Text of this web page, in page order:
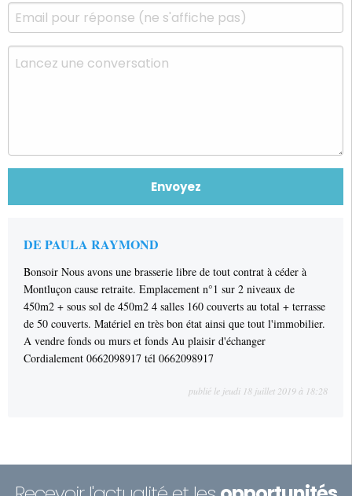
DE PAULA RAYMOND
Bonsoir Nous avons une brasserie libre de tout contrat à céder à
Montluçon cause retraite. Emplacement n°1 sur 2 niveaux de
450m2 + sous sol de 450m2 4 salles 160 couverts au total + terrasse
de 50 couverts. Matériel en très bon état ainsi que tout l'immobilier.
A vendre fonds ou murs et fonds Au plaisir d'échanger
Cordialement 0662098917 tél 0662098917
publié le jeudi 18 juillet 2019 à 18:28